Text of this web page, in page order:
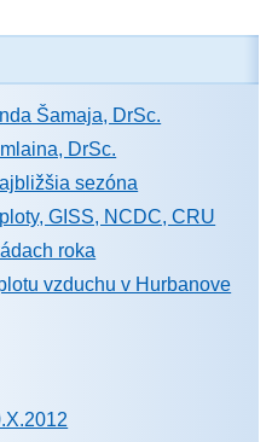
Šamaja, DrSc.
DrSc.
sezóna
GISS, NCDC, CRU
roka
vzduchu v Hurbanove